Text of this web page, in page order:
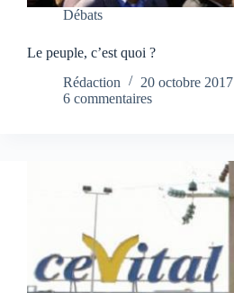
Débats
Le peuple, c’est quoi ?
Rédaction
20 octobre 2017
6 commentaires